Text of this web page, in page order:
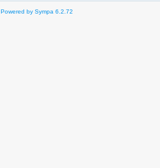
Powered by Sympa 6.2.72